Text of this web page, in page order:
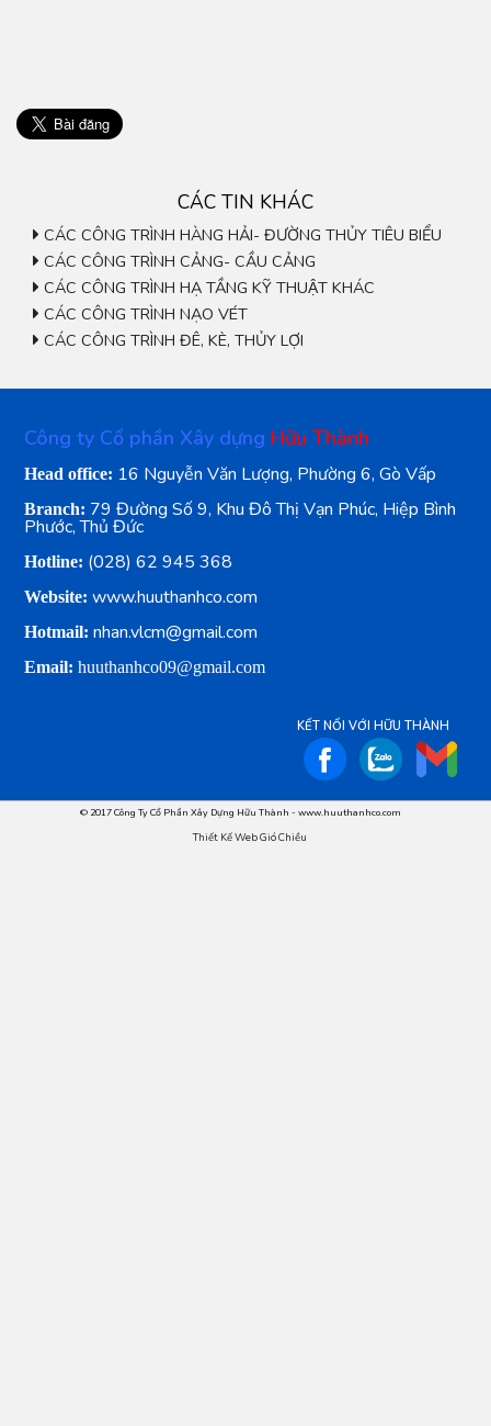
CÁC TIN KHÁC
CÁC CÔNG TRÌNH HÀNG HẢI- ĐƯỜNG THỦY TIÊU BIỂU
CÁC CÔNG TRÌNH CẢNG- CẦU CẢNG
CÁC CÔNG TRÌNH HẠ TẦNG KỸ THUẬT KHÁC
CÁC CÔNG TRÌNH NẠO VÉT
CÁC CÔNG TRÌNH ĐÊ, KÈ, THỦY LỢI
Công ty Cổ phần Xây dựng Hữu Thành
Head office: 16 Nguyễn Văn Lượng, Phường 6, Gò Vấp
Branch: 79 Đường Số 9, Khu Đô Thị Vạn Phúc, Hiệp Bình
Phước, Thủ Đức
Hotline: (028) 62 945 368
Website: www.huuthanhco.com
Hotmail: nhan.vlcm@gmail.com
Email: huuthanhco09@gmail.com
KẾT NỐI VỚI HỮU THÀNH
© 2017 Công Ty Cổ Phần Xây Dựng Hữu Thành - www.huuthanhco.com
Thiết Kế Web Gió Chiều